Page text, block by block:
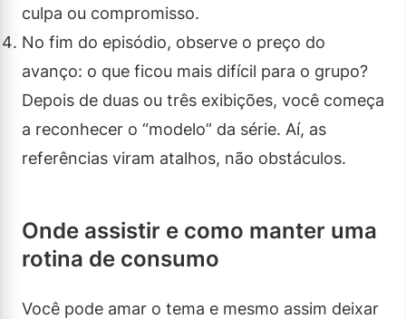
culpa ou compromisso.
No fim do episódio, observe o preço do
avanço: o que ficou mais difícil para o grupo?
Depois de duas ou três exibições, você começa
a reconhecer o “modelo” da série. Aí, as
referências viram atalhos, não obstáculos.
Onde assistir e como manter uma
rotina de consumo
Você pode amar o tema e mesmo assim deixar